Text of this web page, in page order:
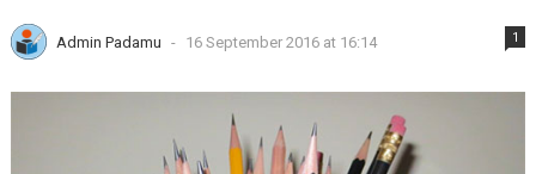
Admin Padamu - 16 September 2016 at 16:14 1